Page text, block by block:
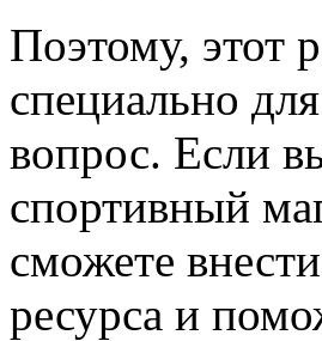
Поэтому, этот
специально
вопрос. Если
спортивный
сможете
ресурса и